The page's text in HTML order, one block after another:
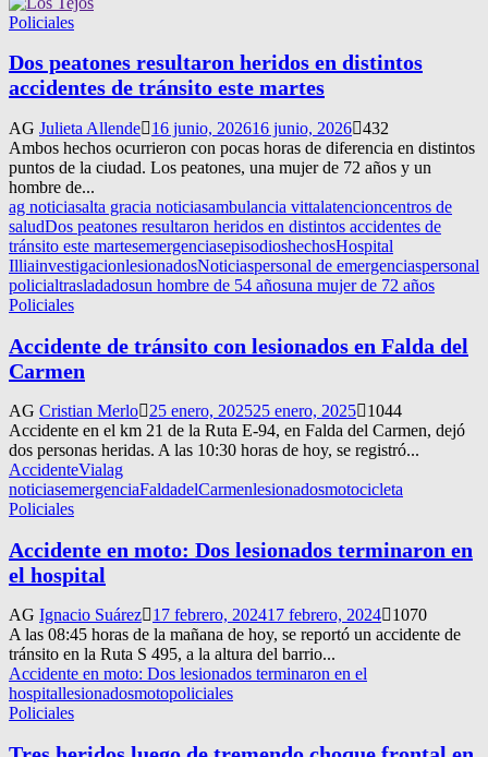
Policiales
Dos peatones resultaron heridos en distintos
accidentes de tránsito este martes
AG Julieta Allende 16 junio, 202616 junio, 2026 432
Ambos hechos ocurrieron con pocas horas de diferencia en distintos
puntos de la ciudad. Los peatones, una mujer de 72 años y un
hombre de...
ag noticiasalta gracia noticiasambulancia vittalatencioncentros de
saludDos peatones resultaron heridos en distintos accidentes de
tránsito este martesemergenciasepisodioshechosHospital
IlliainvestigacionlesionadosNoticiaspersonal de emergenciaspersonal
policialtrasladadosun hombre de 54 añosuna mujer de 72 años
Policiales
Accidente de tránsito con lesionados en Falda del
Carmen
AG Cristian Merlo 25 enero, 202525 enero, 2025
1044
Accidente en el km 21 de la Ruta E-94, en Falda del Carmen, dejó
dos personas heridas. A las 10:30 horas de hoy, se registró...
AccidenteVialag
noticiasemergenciaFaldadelCarmenlesionadosmotocicleta
Policiales
Accidente en moto: Dos lesionados terminaron en
el hospital
AG Ignacio Suárez 17 febrero, 202417 febrero, 2024
1070
A las 08:45 horas de la mañana de hoy, se reportó un accidente de
tránsito en la Ruta S 495, a la altura del barrio...
Accidente en moto: Dos lesionados terminaron en el
hospitallesionadosmotopoliciales
Policiales